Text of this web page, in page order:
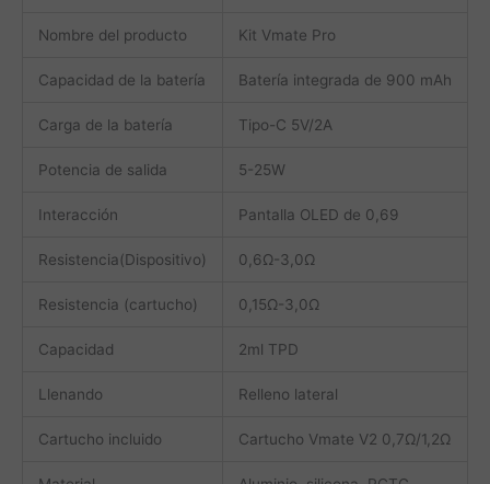
Nombre del producto Kit Vmate Pro
Capacidad de la batería Batería integrada de 900 mAh
Carga de la batería Tipo-C 5V/2A
Potencia de salida 5-25W
Interacción Pantalla OLED de 0,69
Resistencia(Dispositivo) 0,6Ω-3,0Ω
Resistencia (cartucho) 0,15Ω-3,0Ω
Capacidad 2ml TPD
Llenando Relleno lateral
Cartucho incluido Cartucho Vmate V2 0,7Ω/1,2Ω